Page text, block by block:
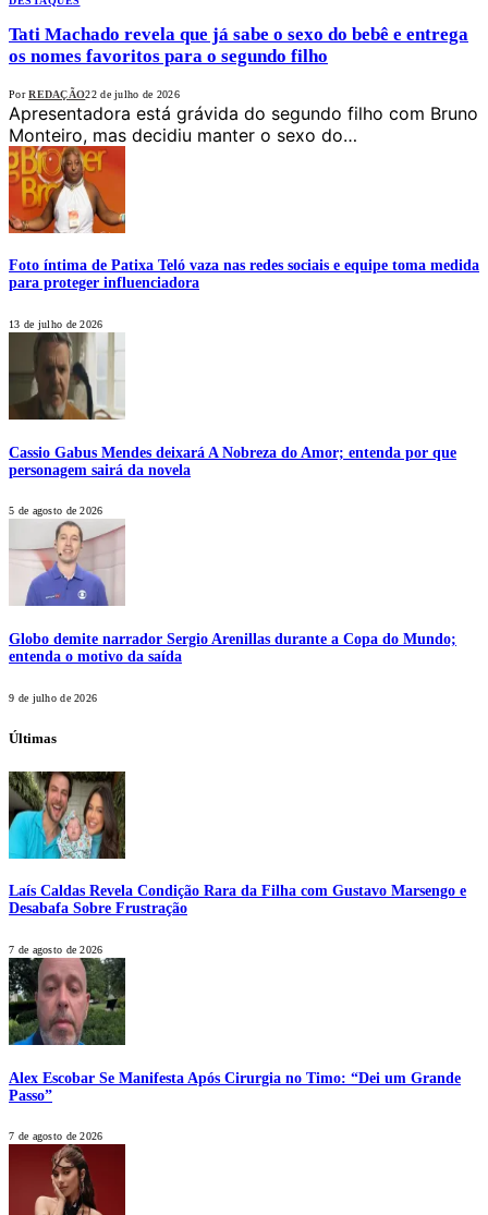
Tati Machado revela que já sabe o sexo do bebê e entrega
os nomes favoritos para o segundo filho
Por REDAÇÃO22 de julho de 2026
Apresentadora está grávida do segundo filho com Bruno
Monteiro, mas decidiu manter o sexo do…
Foto íntima de Patixa Teló vaza nas redes sociais e equipe toma medida
para proteger influenciadora
13 de julho de 2026
Cassio Gabus Mendes deixará A Nobreza do Amor; entenda por que
personagem sairá da novela
5 de agosto de 2026
Globo demite narrador Sergio Arenillas durante a Copa do Mundo;
entenda o motivo da saída
9 de julho de 2026
Últimas
Laís Caldas Revela Condição Rara da Filha com Gustavo Marsengo e
Desabafa Sobre Frustração
7 de agosto de 2026
Alex Escobar Se Manifesta Após Cirurgia no Timo: “Dei um Grande
Passo”
7 de agosto de 2026